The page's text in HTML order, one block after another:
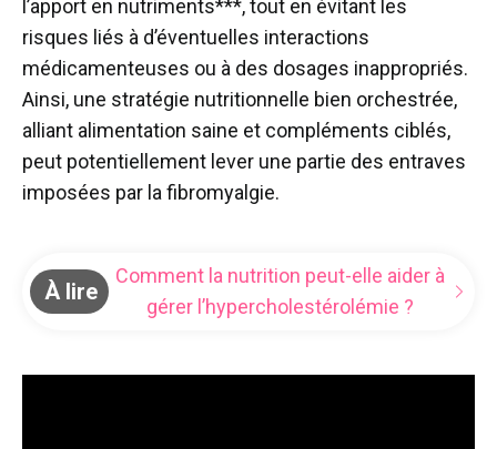
l’apport en nutriments***, tout en évitant les
risques liés à d’éventuelles interactions
médicamenteuses ou à des dosages inappropriés.
Ainsi, une stratégie nutritionnelle bien orchestrée,
alliant alimentation saine et compléments ciblés,
peut potentiellement lever une partie des entraves
imposées par la fibromyalgie.
À lire
Comment la nutrition peut-elle aider à
gérer l’hypercholestérolémie ?